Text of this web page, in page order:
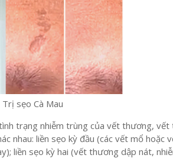
Trị sẹo Cà Mau
trạng nhiễm trùng của vết thương, vết
nhau: liền sẹo kỳ đầu (các vết mổ hoặc
liền sẹo kỳ hai (vết thương dập nát,